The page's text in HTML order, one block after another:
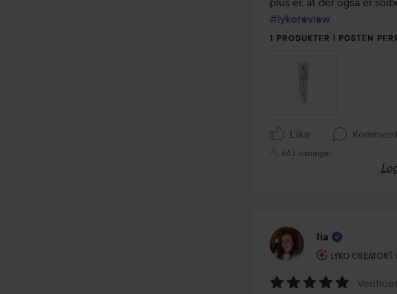
#lykoreview
1 PRODUKTER I POSTEN
Like
643 visninger
Iia
LYKO CREATOR
Brugerens rolle: